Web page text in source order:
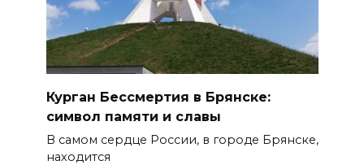
Курган Бессмертия в Брянске:
символ памяти и славы
В самом сердце России, в городе Брянске,
находится